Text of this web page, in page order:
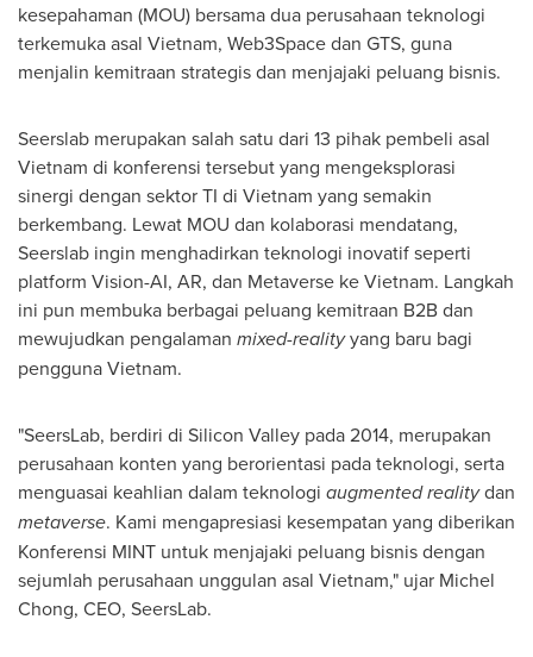
kesepahaman (MOU) bersama dua perusahaan teknologi
terkemuka asal Vietnam, Web3Space dan GTS, guna
menjalin kemitraan strategis dan menjajaki peluang bisnis.
Seerslab merupakan salah satu dari 13 pihak pembeli asal
Vietnam di konferensi tersebut yang mengeksplorasi
sinergi dengan sektor TI di Vietnam yang semakin
berkembang. Lewat MOU dan kolaborasi mendatang,
Seerslab ingin menghadirkan teknologi inovatif seperti
platform Vision-AI, AR, dan Metaverse keVietnam. Langkah
ini pun membuka berbagai peluang kemitraan B2B dan
mewujudkan pengalaman mixed-realityyang baru bagi
penggunaVietnam.
"SeersLab, berdiri di Silicon Valley pada 2014, merupakan
perusahaan konten yang berorientasi pada teknologi, serta
menguasai keahlian dalam teknologi augmented realitydan
metaverse. Kami mengapresiasi kesempatan yang diberikan
Konferensi MINT untuk menjajaki peluang bisnis dengan
sejumlah perusahaan unggulan asal Vietnam," ujar Michel
Chong, CEO, SeersLab.